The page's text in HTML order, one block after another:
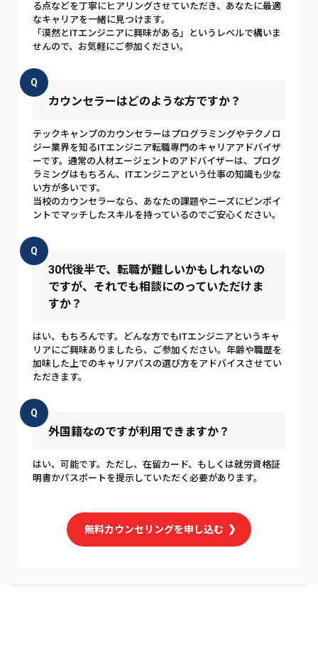
る点などを丁寧にヒアリングさせていただき、あなたに最適
なキャリアを一緒に見つけます。
「漠然とITエンジニアに興味がある」というレベルで構いま
せんので、お気軽にご参加ください。
Q
カウンセラーはどのような方ですか？
テックキャンプのカウンセラーはプログラミングやテクノロ
ジー業界を知るITエンジニア転職専門のキャリアアドバイザ
ーです。通常の人材エージェントのアドバイザーは、プログ
ラミングはもちろん、ITエンジニアという仕事の知識も少な
い方が多いです。
当校のカウンセラーなら、あなたの課題やニーズにピンポイ
ントでマッチしたスキルを持っているのでご安心ください。
Q
30代後半で、転職が難しいかもしれないの
ですが、それでも相談にのっていただけま
すか？
はい、もちろんです。どんな方でもITエンジニアというキャ
リアにご興味ありましたら、ご参加ください。年齢や職歴を
加味した上でのキャリアパスの選び方をアドバイスさせてい
ただきます。
Q
外国籍なのですが利用できますか？
はい、可能です。ただし、在留カード、もしくは就労資格証
明書かパスポートを提示していただく必要があります。
無料カウンセリングを申し込む